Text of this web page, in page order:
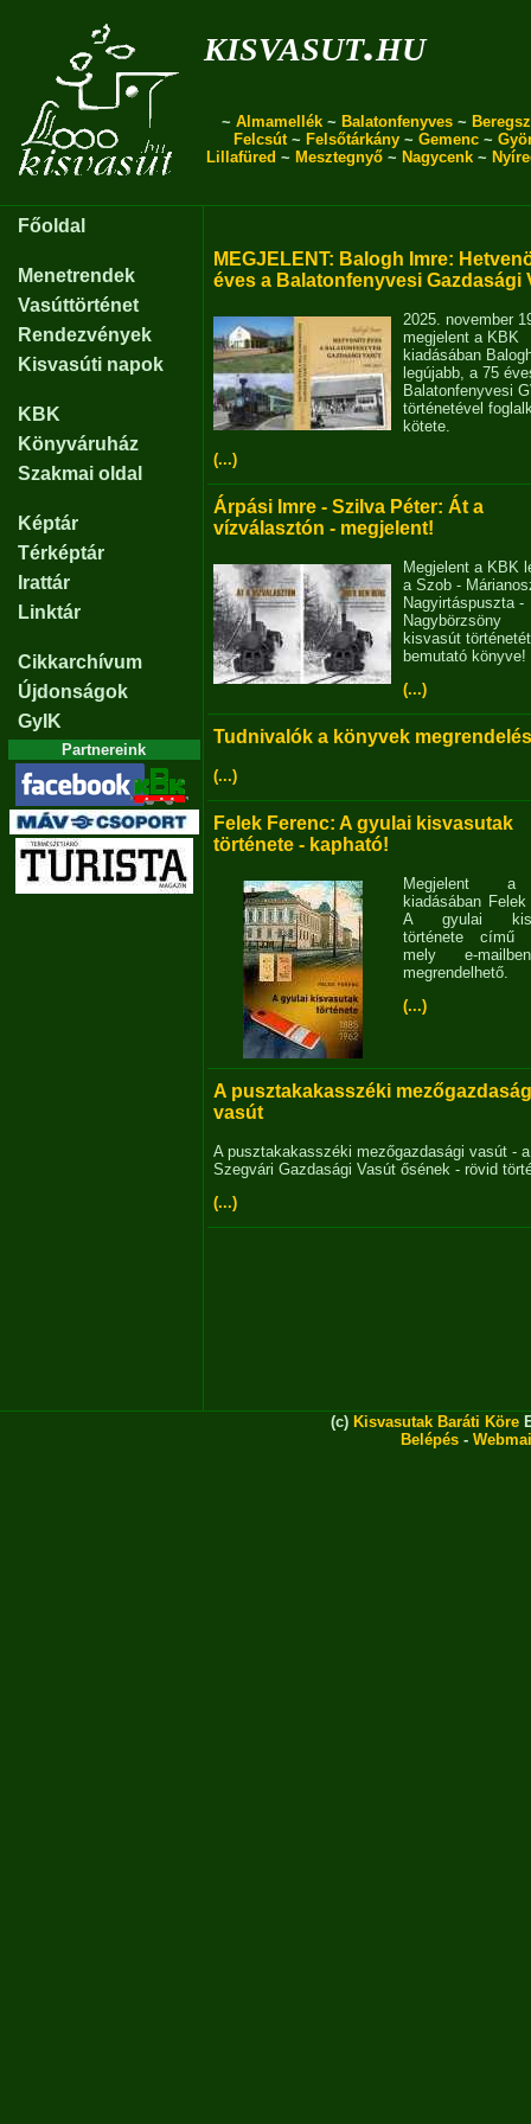
kisvasut.hu
~ Almamellék ~ Balatonfenyves ~
Felcsút~ Felsőtárkány ~ Gemenc ~
Lillafüred ~ Mesztegnyő ~ Nagycenk ~
Főoldal
Menetrendek
Vasúttörténet
Rendezvények
Kisvasúti napok
KBK
Könyváruház
Szakmai oldal
Képtár
Térképtár
Irattár
Linktár
Cikkarchívum
Újdonságok
GyIK
Partnereink
MEGJELENT: Balogh Imre:
éves a Balatonfenyvesi Gazdasági
2025. november
megjelent a KBK
kiadásában
legújabb, a 75
Balatonfenyvesi
történetével
kötete.
(...)
Árpási Imre - Szilva Péter: Át a
vízválasztón - megjelent!
Megjelent a KBK
a Szob -
Nagyirtáspuszta -
Nagybörzsöny
kisvasút történetét
bemutató könyve!
(...)
Tudnivalók a könyvek
(...)
Felek Ferenc: A gyulai kisvasutak
története - kapható!
Megjelent
kiadásában
A gyulai
története című
mely e-
megrendelhető.
(...)
A pusztakakasszéki
vasút
A pusztakakasszéki mezőgazdasági vasút - a
Szegvári Gazdasági Vasút ősének - rövid
(...)
(c) Kisvasutak Baráti Köre
Belépés -